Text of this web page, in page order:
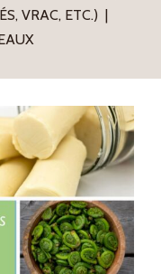
VRAC, ETC.)